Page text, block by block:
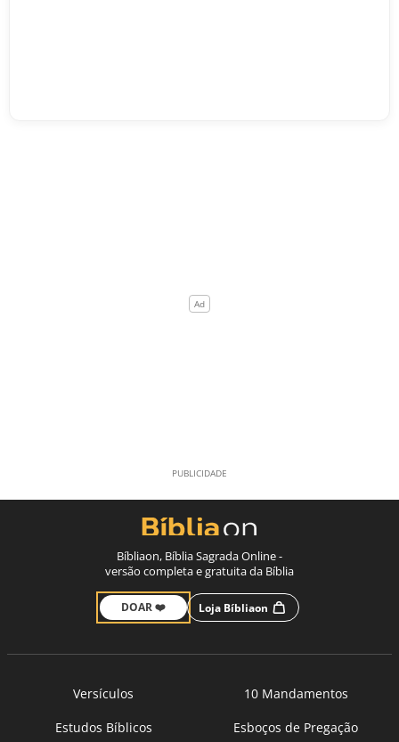
Bíbliaon, Bíblia Sagrada Online -
versão completa e gratuita da Bíblia
DOAR ❤️ Loja Bíbliaon
Versículos
10 Mandamentos
Estudos Bíblicos
Esboços de Pregação